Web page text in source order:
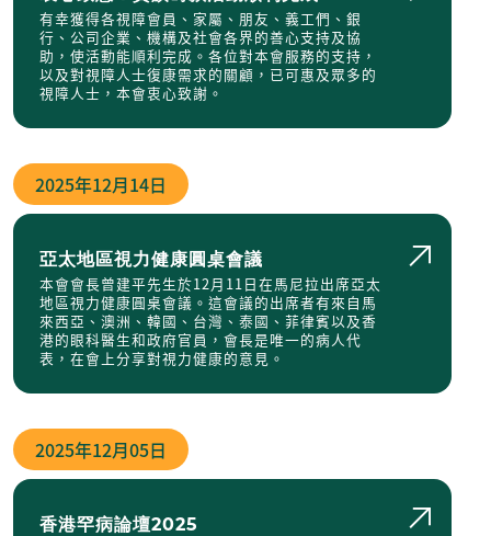
有幸獲得各視障會員、家屬、朋友、義工們、銀
行、公司企業、機構及社會各界的善心支持及協
助，使活動能順利完成。各位對本會服務的支持，
以及對視障人士復康需求的關顧，已可惠及眾多的
視障人士，本會衷心致謝。
2025年12月14日
亞太地區視力健康圓桌會議
本會會長曾建平先生於12月11日在馬尼拉出席亞太
地區視力健康圓桌會議。這會議的出席者有來自馬
來西亞、澳洲、韓國、台灣、泰國、菲律賓以及香
港的眼科醫生和政府官員，會長是唯一的病人代
表，在會上分享對視力健康的意見。
2025年12月05日
香港罕病論壇2025